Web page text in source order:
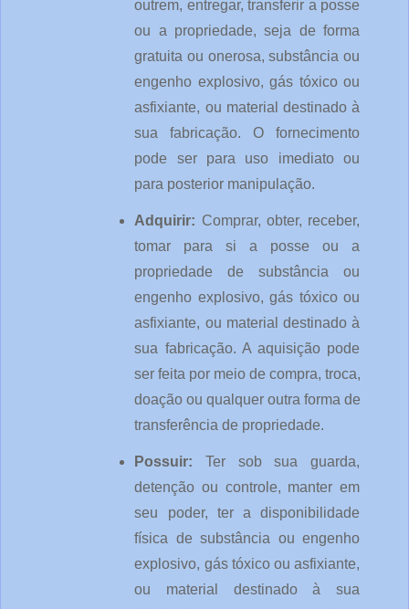
outrem, entregar, transferir a posse
ou a propriedade, seja de forma
gratuita ou onerosa, substância ou
engenho explosivo, gás tóxico ou
asfixiante, ou material destinado à
sua fabricação. O fornecimento
pode ser para uso imediato ou
para posterior manipulação.
Adquirir: Comprar, obter, receber,
tomar para si a posse ou a
propriedade de substância ou
engenho explosivo, gás tóxico ou
asfixiante, ou material destinado à
sua fabricação. A aquisição pode
ser feita por meio de compra, troca,
doação ou qualquer outra forma de
transferência de propriedade.
Possuir: Ter sob sua guarda,
detenção ou controle, manter em
seu poder, ter a disponibilidade
física de substância ou engenho
explosivo, gás tóxico ou asfixiante,
ou material destinado à sua